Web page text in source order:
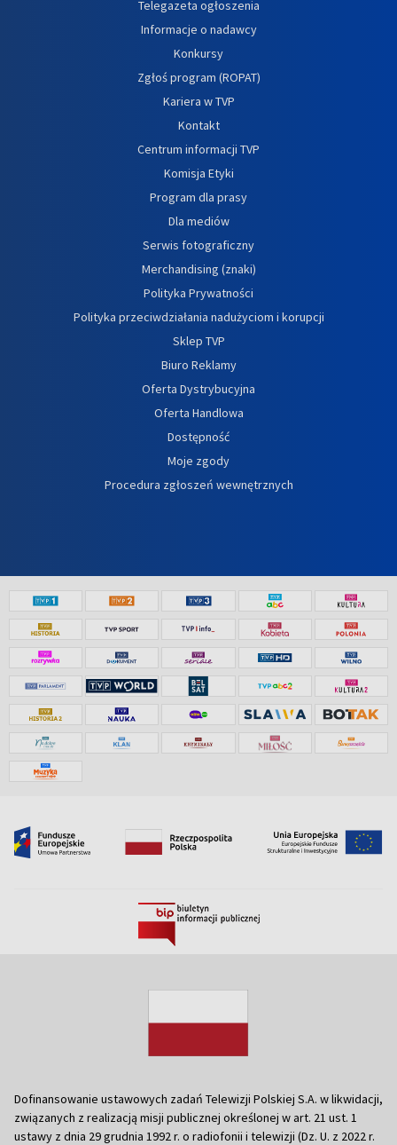
Telegazeta ogłoszenia
Informacje o nadawcy
Konkursy
Zgłoś program (ROPAT)
Kariera w TVP
Kontakt
Centrum informacji TVP
Komisja Etyki
Program dla prasy
Dla mediów
Serwis fotograficzny
Merchandising (znaki)
Polityka Prywatności
Polityka przeciwdziałania nadużyciom i korupcji
Sklep TVP
Biuro Reklamy
Oferta Dystrybucyjna
Oferta Handlowa
Dostępność
Moje zgody
Procedura zgłoszeń wewnętrznych
Dofinansowanie ustawowych zadań Telewizji Polskiej S.A. w likwidacji,
związanych z realizacją misji publicznej określonej w art. 21 ust. 1
ustawy z dnia 29 grudnia 1992 r. o radiofonii i telewizji (Dz. U. z 2022 r.